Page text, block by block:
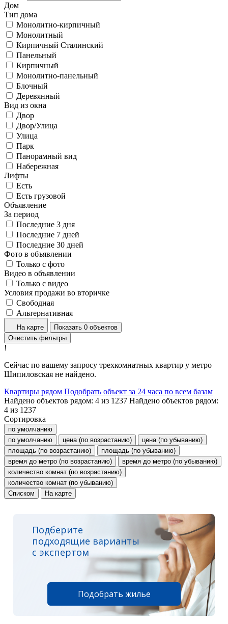
Дом
Тип дома
Монолитно-кирпичный
Монолитный
Кирпичный Сталинский
Панельный
Кирпичный
Монолитно-панельный
Блочный
Деревянный
Вид из окна
Двор
Двор/Улица
Улица
Парк
Панорамный вид
Набережная
Лифты
Есть
Есть грузовой
Объявление
За период
Последние 3 дня
Последние 7 дней
Последние 30 дней
Фото в объявлении
Только с фото
Видео в объявлении
Только с видео
Условия продажи во вторичке
Свободная
Альтернативная
На карте
Показать 0 объектов
Очистить фильтры
!
Сейчас по вашему запросу трехкомнатных квартир у метро
Шипиловская не найдено.
Квартиры рядом Подобрать объект за 24 часа по всем базам
Найдено объектов рядом: 4 из 1237 Найдено объектов рядом:
4 из 1237
Сортировка
по умолчанию
по умолчанию
цена (по возрастанию)
цена (по убыванию)
площадь (по возрастанию)
площадь (по убыванию)
время до метро (по возрастанию)
время до метро (по убыванию)
количество комнат (по возрастанию)
количество комнат (по убыванию)
Списком
На карте
Подберите
подходящие варианты
с экспертом
Подобрать жилье